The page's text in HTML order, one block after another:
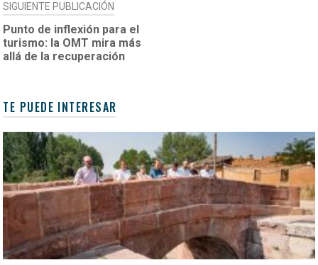
SIGUIENTE PUBLICACIÓN
Punto de inflexión para el
turismo: la OMT mira más
allá de la recuperación
TE PUEDE INTERESAR